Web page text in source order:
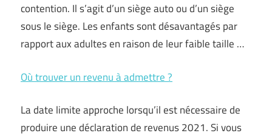
contention. Il s’agit d’un siège auto ou d’un siège
sous le siège. Les enfants sont désavantagés par
rapport aux adultes en raison de leur faible taille …
Où trouver un revenu à admettre ?
La date limite approche lorsqu’il est nécessaire de
produire une déclaration de revenus 2021. Si vous